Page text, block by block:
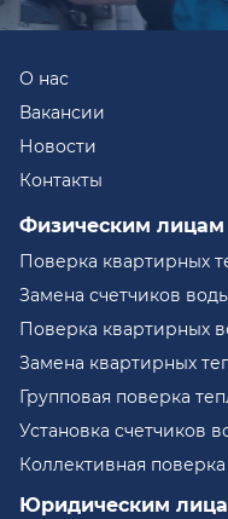
О нас
Вакансии
Новости
Контакты
Физическим лицам
Поверка квартирных
Замена счетчиков
Поверка квартирных
Замена квартирных
Групповая поверка
Установка счетчиков
Коллективная
Юридическим